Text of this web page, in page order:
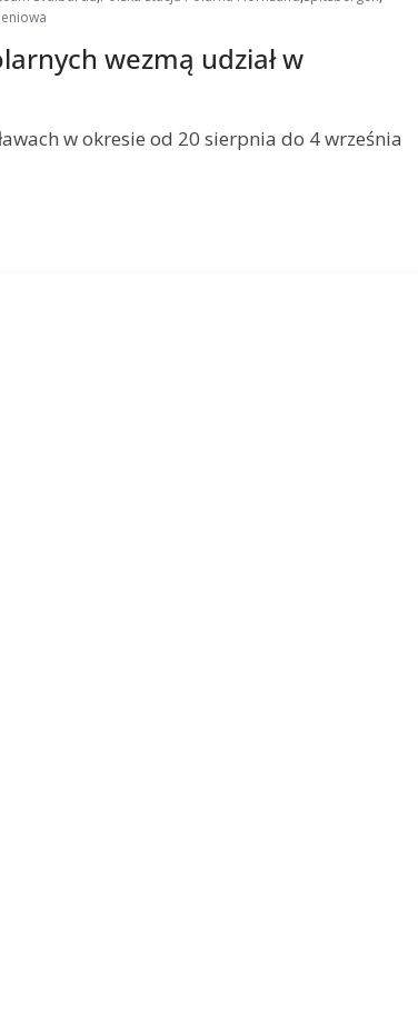
wezmą udział w
w okresie od 20 sierpnia do 4 września